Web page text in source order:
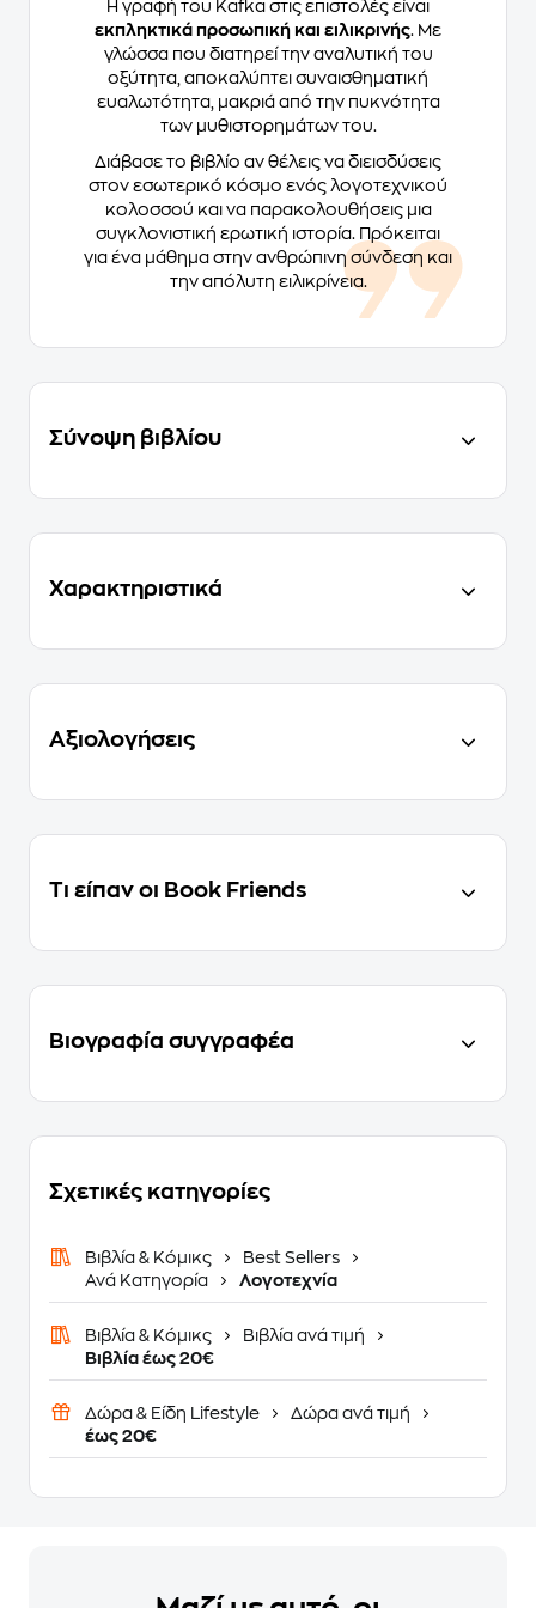
Η γραφή του Kafka στις επιστολές είναι
εκπληκτικά προσωπική και ειλικρινής. Με
γλώσσα που διατηρεί την αναλυτική του
οξύτητα, αποκαλύπτει συναισθηματική
ευαλωτότητα, μακριά από την πυκνότητα
των μυθιστορημάτων του.
Διάβασε το βιβλίο αν θέλεις να διεισδύσεις
στον εσωτερικό κόσμο ενός λογοτεχνικού
κολοσσού και να παρακολουθήσεις μια
συγκλονιστική ερωτική ιστορία. Πρόκειται
για ένα μάθημα στην ανθρώπινη σύνδεση και
την απόλυτη ειλικρίνεια.
Σύνοψη βιβλίου
Χαρακτηριστικά
Αξιολογήσεις
Τι είπαν οι Book Friends
Βιογραφία συγγραφέα
Σχετικές κατηγορίες
Βιβλία & Κόμικς
Best Sellers
Ανά Κατηγορία
Λογοτεχνία
Βιβλία & Κόμικς
Βιβλία ανά τιμή
Βιβλία έως 20€
Δώρα & Είδη Lifestyle
Δώρα ανά τιμή
έως 20€